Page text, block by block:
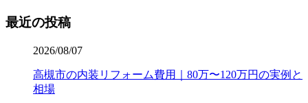
最近の投稿
2026/08/07
高槻市の内装リフォーム費用｜80万〜120万円の実例と
相場